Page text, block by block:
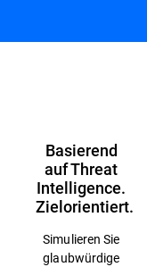
Basierend
auf Threat
Intelligence.
Zielorientiert.
Simulieren Sie
glaubwürdige